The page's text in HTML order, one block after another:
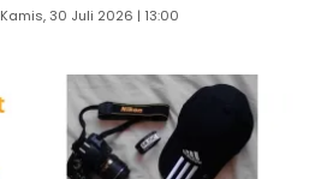
Kamis, 30 Juli 2026 | 13:00